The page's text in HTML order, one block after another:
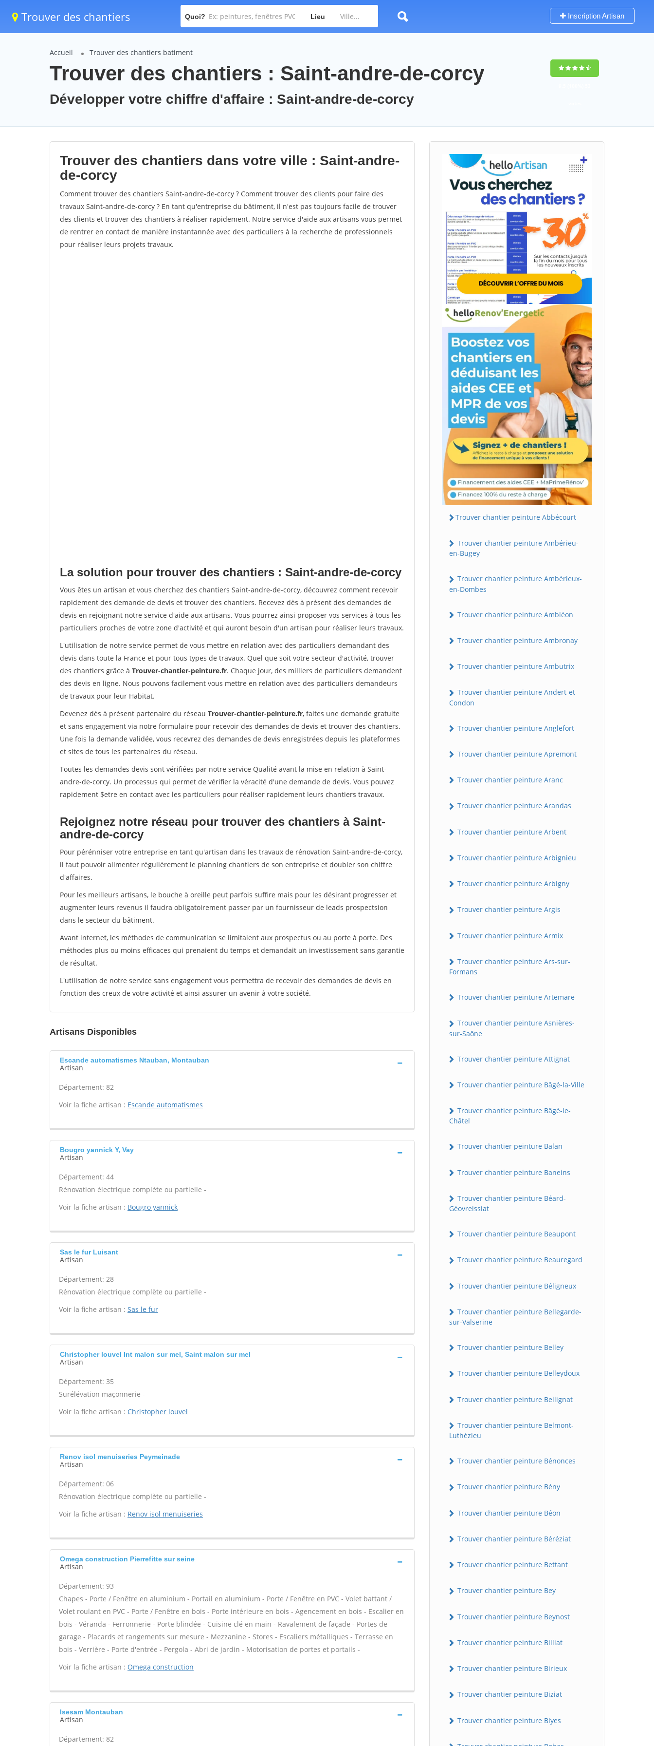
Trouver des chantiers Quoi? Lieu Inscription Artisan
Accueil Trouver des chantiers batiment
Trouver des chantiers : Saint-andre-de-corcy
Développer votre chiffre d'affaire : Saint-andre-de-corcy
Trouver des chantiers dans votre ville : Saint-andre-
de-corcy
Comment trouver des chantiers Saint-andre-de-corcy ? Comment trouver des clients pour faire des
travaux Saint-andre-de-corcy ? En tant qu'entreprise du bâtiment, il n'est pas toujours facile de trouver
des clients et trouver des chantiers à réaliser rapidement. Notre service d'aide aux artisans vous permet
de rentrer en contact de manière instantannée avec des particuliers à la recherche de professionnels
pour réaliser leurs projets travaux.
La solution pour trouver des chantiers : Saint-andre-de-corcy
Vous êtes un artisan et vous cherchez des chantiers Saint-andre-de-corcy, découvrez comment recevoir
rapidement des demande de devis et trouver des chantiers. Recevez dès à présent des demandes de
devis en rejoignant notre service d'aide aux artisans. Vous pourrez ainsi proposer vos services à tous les
particuliers proches de votre zone d'activité et qui auront besoin d'un artisan pour réaliser leurs travaux.
L'utilisation de notre service permet de vous mettre en relation avec des particuliers demandant des
devis dans toute la France et pour tous types de travaux. Quel que soit votre secteur d'activité, trouver
des chantiers grâce à Trouver-chantier-peinture.fr. Chaque jour, des milliers de particuliers demandent
des devis en ligne. Nous pouvons facilement vous mettre en relation avec des particuliers demandeurs
de travaux pour leur Habitat.
Devenez dès à présent partenaire du réseau Trouver-chantier-peinture.fr, faites une demande gratuite
et sans engagement via notre formulaire pour recevoir des demandes de devis et trouver des chantiers.
Une fois la demande validée, vous recevrez des demandes de devis enregistrées depuis les plateformes
et sites de tous les partenaires du réseau.
Toutes les demandes devis sont vérifiées par notre service Qualité avant la mise en relation à Saint-
andre-de-corcy. Un processus qui permet de vérifier la véracité d'une demande de devis. Vous pouvez
rapidement $etre en contact avec les particuliers pour réaliser rapidement leurs chantiers travaux.
Rejoignez notre réseau pour trouver des chantiers à Saint-
andre-de-corcy
Pour pérénniser votre entreprise en tant qu'artisan dans les travaux de rénovation Saint-andre-de-corcy,
il faut pouvoir alimenter régulièrement le planning chantiers de son entreprise et doubler son chiffre
d'affaires.
Pour les meilleurs artisans, le bouche à oreille peut parfois suffire mais pour les désirant progresser et
augmenter leurs revenus il faudra obligatoirement passer par un fournisseur de leads prospectsion
dans le secteur du bâtiment.
Avant internet, les méthodes de communication se limitaient aux prospectus ou au porte à porte. Des
méthodes plus ou moins efficaces qui prenaient du temps et demandait un investissement sans garantie
de résultat.
L'utilisation de notre service sans engagement vous permettra de recevoir des demandes de devis en
fonction des creux de votre activité et ainsi assurer un avenir à votre société.
Artisans Disponibles
Escande automatismes Ntauban, Montauban
Artisan
Département: 82
Voir la fiche artisan : Escande automatismes
Bougro yannick Y, Vay
Artisan
Département: 44
Rénovation électrique complète ou partielle -
Voir la fiche artisan : Bougro yannick
Sas le fur Luisant
Artisan
Département: 28
Rénovation électrique complète ou partielle -
Voir la fiche artisan : Sas le fur
Christopher louvel Int malon sur mel, Saint malon sur mel
Artisan
Département: 35
Surélévation maçonnerie -
Voir la fiche artisan : Christopher louvel
Renov isol menuiseries Peymeinade
Artisan
Département: 06
Rénovation électrique complète ou partielle -
Voir la fiche artisan : Renov isol menuiseries
Omega construction Pierrefitte sur seine
Artisan
Département: 93
Chapes - Porte / Fenêtre en aluminium - Portail en aluminium - Porte / Fenêtre en PVC - Volet battant /
Volet roulant en PVC - Porte / Fenêtre en bois - Porte intérieure en bois - Agencement en bois - Escalier en
bois - Véranda - Ferronnerie - Porte blindée - Cuisine clé en main - Ravalement de façade - Portes de
garage - Placards et rangements sur mesure - Mezzanine - Stores - Escaliers métalliques - Terrasse en
bois - Verrière - Porte d'entrée - Pergola - Abri de jardin - Motorisation de portes et portails -
Voir la fiche artisan : Omega construction
Isesam Montauban
Artisan
Département: 82
Trouver chantier peinture Abbécourt
Trouver chantier peinture Ambérieu-
en-Bugey
Trouver chantier peinture Ambérieux-
en-Dombes
Trouver chantier peinture Ambléon
Trouver chantier peinture Ambronay
Trouver chantier peinture Ambutrix
Trouver chantier peinture Andert-et-
Condon
Trouver chantier peinture Anglefort
Trouver chantier peinture Apremont
Trouver chantier peinture Aranc
Trouver chantier peinture Arandas
Trouver chantier peinture Arbent
Trouver chantier peinture Arbignieu
Trouver chantier peinture Arbigny
Trouver chantier peinture Argis
Trouver chantier peinture Armix
Trouver chantier peinture Ars-sur-
Formans
Trouver chantier peinture Artemare
Trouver chantier peinture Asnières-
sur-Saône
Trouver chantier peinture Attignat
Trouver chantier peinture Bâgé-la-Ville
Trouver chantier peinture Bâgé-le-
Châtel
Trouver chantier peinture Balan
Trouver chantier peinture Baneins
Trouver chantier peinture Béard-
Géovreissiat
Trouver chantier peinture Beaupont
Trouver chantier peinture Beauregard
Trouver chantier peinture Béligneux
Trouver chantier peinture Bellegarde-
sur-Valserine
Trouver chantier peinture Belley
Trouver chantier peinture Belleydoux
Trouver chantier peinture Bellignat
Trouver chantier peinture Belmont-
Luthézieu
Trouver chantier peinture Bénonces
Trouver chantier peinture Bény
Trouver chantier peinture Béon
Trouver chantier peinture Béréziat
Trouver chantier peinture Bettant
Trouver chantier peinture Bey
Trouver chantier peinture Beynost
Trouver chantier peinture Billiat
Trouver chantier peinture Birieux
Trouver chantier peinture Biziat
Trouver chantier peinture Blyes